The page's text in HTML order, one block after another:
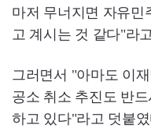
마저 무너지면 자유민
고 계시는 것 같다"라
그러면서 "아마도 이
공소 취소 추진도 반
하고 있다"라고 덧붙